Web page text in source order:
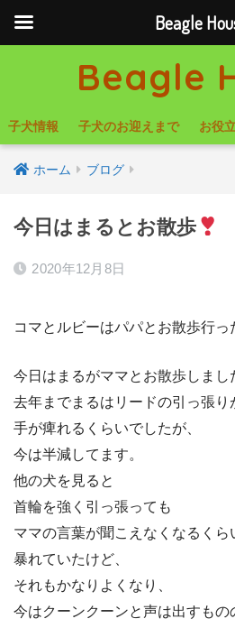
Beagle
子犬情報 子犬のお迎えまで お役
ホーム ブログ
今日はまるとお散歩
2020年12月8日
コマとルビーはパパとお散歩行っ
今日はまるがママとお散歩しまし
去年までまるはリードの引っ張り
手が痺れるくらいでしたが、
今は半減してます。
他の犬を見ると
首輪を強く引っ張っても
ママの言葉が聞こえなくなるくら
暴れていたけど、
それもかなりよくなり、
今はクーンクーンと声は出すもの
Beagle